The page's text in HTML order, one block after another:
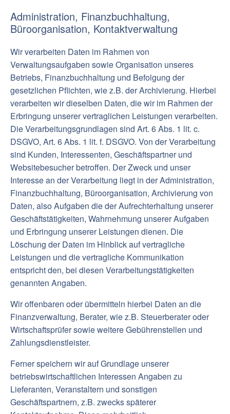
Administration, Finanzbuchhaltung,
Büroorganisation, Kontaktverwaltung
Wir verarbeiten Daten im Rahmen von
Verwaltungsaufgaben sowie Organisation unseres
Betriebs, Finanzbuchhaltung und Befolgung der
gesetzlichen Pflichten, wie z.B. der Archivierung. Hierbei
verarbeiten wir dieselben Daten, die wir im Rahmen der
Erbringung unserer vertraglichen Leistungen verarbeiten.
Die Verarbeitungsgrundlagen sind Art. 6 Abs. 1 lit. c.
DSGVO, Art. 6 Abs. 1 lit. f. DSGVO. Von der Verarbeitung
sind Kunden, Interessenten, Geschäftspartner und
Websitebesucher betroffen. Der Zweck und unser
Interesse an der Verarbeitung liegt in der Administration,
Finanzbuchhaltung, Büroorganisation, Archivierung von
Daten, also Aufgaben die der Aufrechterhaltung unserer
Geschäftstätigkeiten, Wahrnehmung unserer Aufgaben
und Erbringung unserer Leistungen dienen. Die
Löschung der Daten im Hinblick auf vertragliche
Leistungen und die vertragliche Kommunikation
entspricht den, bei diesen Verarbeitungstätigkeiten
genannten Angaben.
Wir offenbaren oder übermitteln hierbei Daten an die
Finanzverwaltung, Berater, wie z.B. Steuerberater oder
Wirtschaftsprüfer sowie weitere Gebührenstellen und
Zahlungsdienstleister.
Ferner speichern wir auf Grundlage unserer
betriebswirtschaftlichen Interessen Angaben zu
Lieferanten, Veranstaltern und sonstigen
Geschäftspartnern, z.B. zwecks späterer